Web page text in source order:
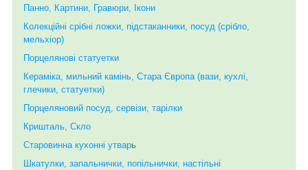
Панно, Картини, Гравюри, Ікони
Колекційні срібні ложки, підстаканники, посуд (срібло,
мельхіор)
Порцелянові статуетки
Кераміка, мильний камінь, Стара Європа (вази, кухлі,
глечики, статуетки)
Порцеляновий посуд, сервізи, тарілки
Кришталь, Скло
Старовинна кухонні утварь
Шкатулки, запальнички, попільнички, настільні